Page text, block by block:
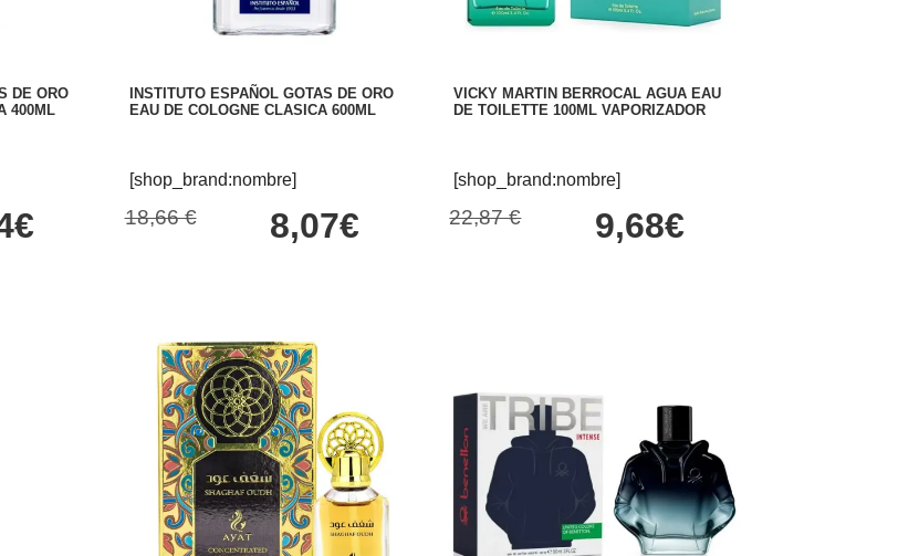
DE ORO
400ML
INSTITUTO ESPAÑOL GOTAS DE ORO
EAU DE COLOGNE CLASICA 600ML
[shop_brand:nombre]
18,66 € 8,07€
VICKY MARTIN BERROCAL AGUA EAU
DE TOILETTE 100ML VAPORIZADOR
[shop_brand:nombre]
22,87 € 9,68€